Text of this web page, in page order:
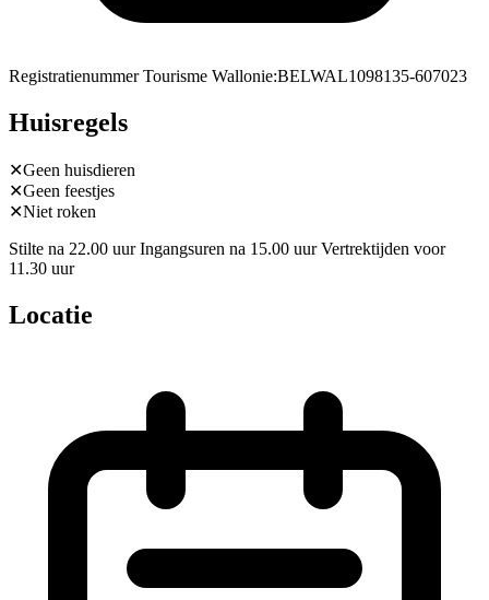
Registratienummer Tourisme Wallonie:BELWAL1098135-607023
Huisregels
✕Geen huisdieren
✕Geen feestjes
✕Niet roken
Stilte na 22.00 uur Ingangsuren na 15.00 uur Vertrektijden voor
11.30 uur
Locatie